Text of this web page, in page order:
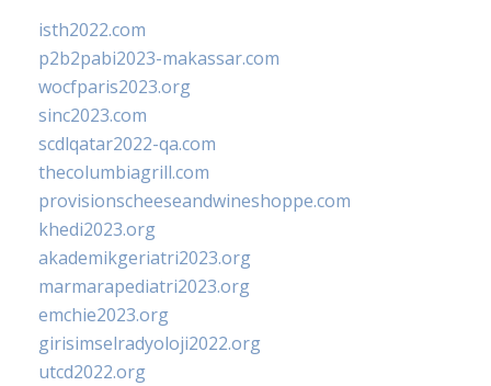
isth2022.com
p2b2pabi2023-makassar.com
wocfparis2023.org
sinc2023.com
scdlqatar2022-qa.com
thecolumbiagrill.com
provisionscheeseandwineshoppe.com
khedi2023.org
akademikgeriatri2023.org
marmarapediatri2023.org
emchie2023.org
girisimselradyoloji2022.org
utcd2022.org